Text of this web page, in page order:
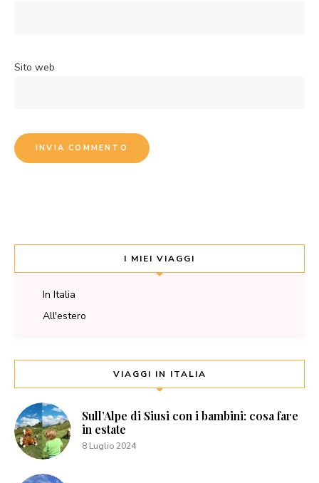
Sito web
I MIEI VIAGGI
In Italia
All'estero
VIAGGI IN ITALIA
Sull’Alpe di Siusi con i bambini: cosa fare
in estate
8 Luglio 2024